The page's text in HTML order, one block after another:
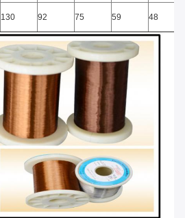
130 92 75 59 48